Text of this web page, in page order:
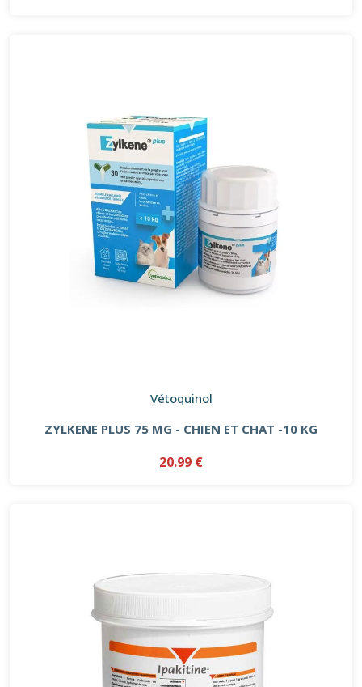
Vétoquinol
ZYLKENE PLUS 75 MG - CHIEN ET CHAT -10 KG
20.99 €